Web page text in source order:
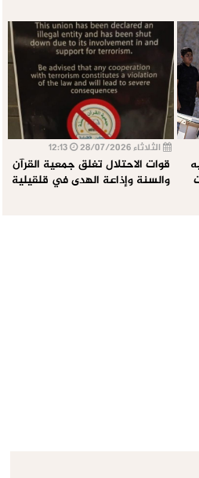
الثلاثاء 28/07/2026
قوات الاحتلال تغلق جمعية القرآن
والسنة وإذاعة الهدى في قلقيلية